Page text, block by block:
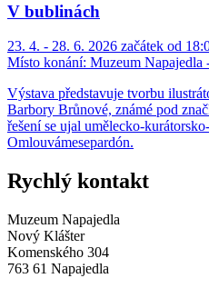
V bublinách
23. 4. - 28. 6. 2026 začátek od
Místo konání: Muzeum Napajedla
Výstava představuje tvorbu
Barbory Brůnové, známé pod
řešení se ujal umělecko-
Omlouvámesepardón.
Rychlý kontakt
Muzeum Napajedla
Nový Klášter
Komenského 304
763 61 Napajedla